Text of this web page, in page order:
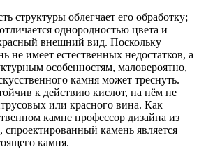
структуры облегчает его обработку;
однородностью цвета и
внешний вид. Поскольку
не имеет естественных недостатков, а
особенностям, маловероятно,
камня может треснуть.
к действию кислот, на нём не
или красного вина. Как
камне профессор дизайна из
камень является
камня.